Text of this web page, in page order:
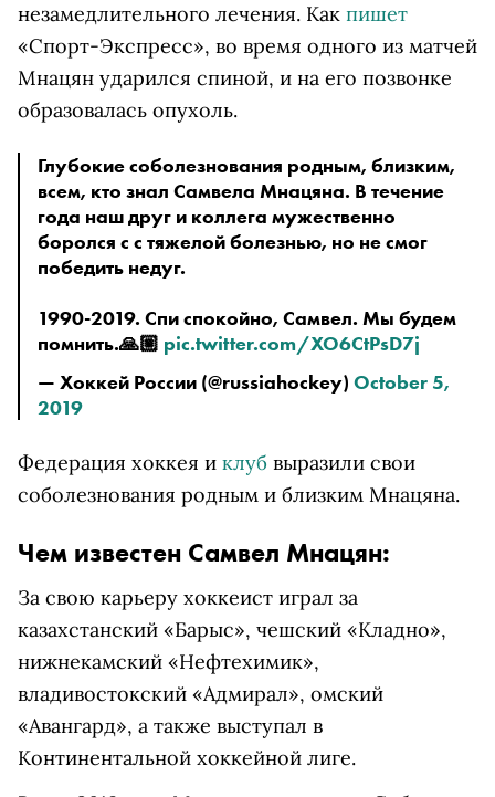
незамедлительного лечения. Как пишет
«Спорт-Экспресс», во время одного из матчей
Мнацян ударился спиной, и на его позвонке
образовалась опухоль.
Глубокие соболезнования родным, близким,
всем, кто знал Самвела Мнацяна. В течение
года наш друг и коллега мужественно
боролся с с тяжелой болезнью, но не смог
победить недуг.
1990-2019. Спи спокойно, Самвел. Мы будем
помнить.🙏🏼 pic.twitter.com/XO6CtPsD7j
— Хоккей России (@russiahockey) October 5,
2019
Федерация хоккея и клуб выразили свои
соболезнования родным и близким Мнацяна.
Чем известен Самвел Мнацян:
За свою карьеру хоккеист играл за
казахстанский «Барыс», чешский «Кладно»,
нижнекамский «Нефтехимик»,
владивостокский «Адмирал», омский
«Авангард», а также выступал в
Континентальной хоккейной лиге.